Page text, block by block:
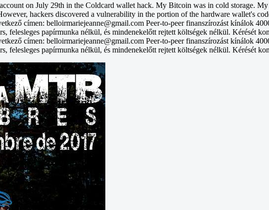
on July 29th in the Coldcard wallet hack. My Bitcoin was in cold storage.
hackers discovered a vulnerability in the portion of the hardware wallet's
címen: belloirmariejeanne@gmail.com Peer-to-peer finanszírozást kínálok
felesleges papírmunka nélkül, és mindenekelőtt rejtett költségek nélkül. Kérését
címen: belloirmariejeanne@gmail.com Peer-to-peer finanszírozást kínálok
felesleges papírmunka nélkül, és mindenekelőtt rejtett költségek nélkül. Kérését